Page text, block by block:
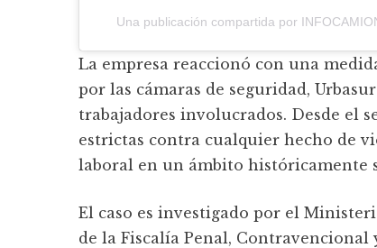
Una publicación compartida por
La empresa reaccionó con una
por las cámaras de seguridad,
trabajadores involucrados. Desde el
estrictas contra cualquier hecho de
laboral en un ámbito históricamente
El caso es investigado por el
de la Fiscalía Penal, Contravencional